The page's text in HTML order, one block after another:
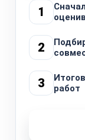
1
2
3
работ